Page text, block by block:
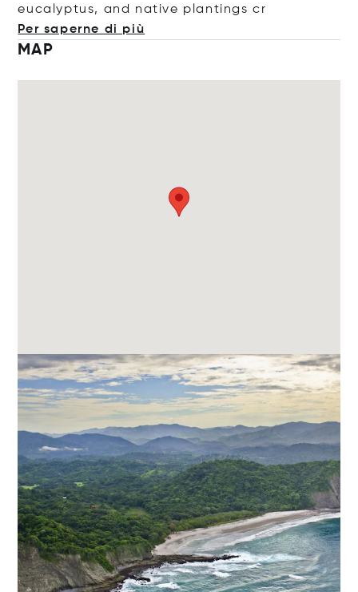
eucalyptus, and native plantings cr
Per saperne di più
MAP